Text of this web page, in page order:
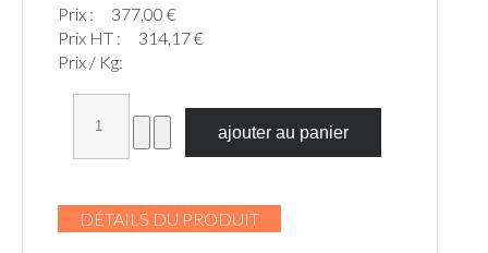
Prix :
377,00 €
Prix HT :
314,17 €
Prix / Kg:
DÉTAILS DU PRODUIT